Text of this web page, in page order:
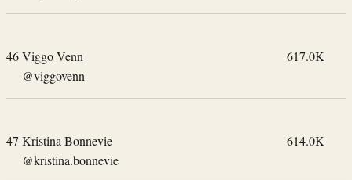
46Viggo Venn
@viggovenn
617.0K
47 Kristina Bonnevie
@kristina.bonnevie
614.0K